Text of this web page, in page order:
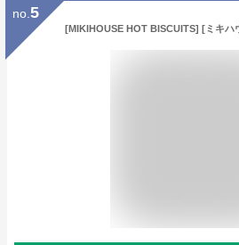
no. 5